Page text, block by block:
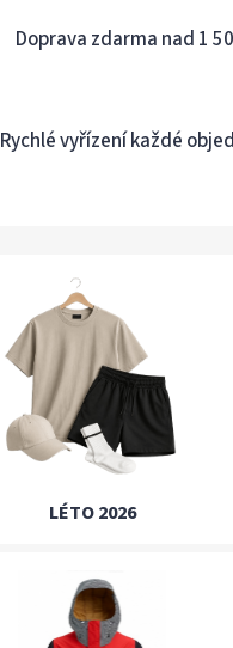
s
Doprava zdarma nad 1
Rychlé vyřízení každé
LÉTO 2026